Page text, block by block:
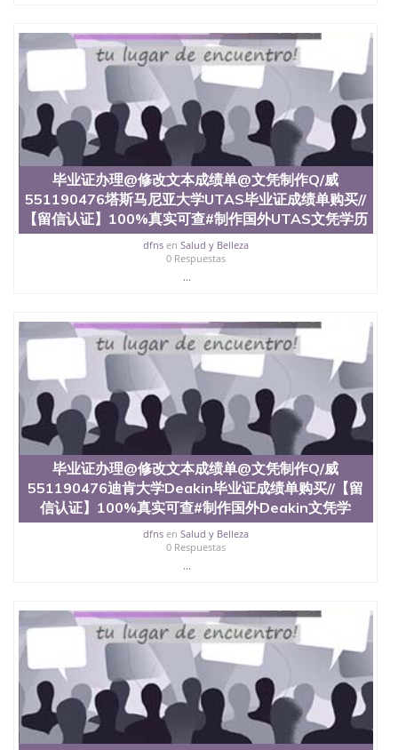
合性大学，每年有来自世界各地的成百上千的海外学
生前往求学。 至今，这是一所在世界上享有学术地
位、声誉、实习机会和影响力的高等教育机构，并获
誉为美国本科教育质量的核心代表。其计算机系与会
计系更是在当今美国大学教学排名中表现优异。其毕
业生大多可以在其所处地域的世界硅谷中心得到工作
机会。许多硅谷公司甚至在学生大三和大四的学期提
供许多相应科系的实习机会。无论是加州大学系统
(UC)，还是加州州立大学系统(CSU), 圣何塞州立大学
都占据着加州所有大学中的地理位置。 圣何塞州立大
学座落于硅谷(Silicon Valley), 于附近的旧金山-圣何塞
地区为全美的重要科技中心。约有学生三万人，超过
134种学士学科和65个硕士学科，并有来自世界60余
国的学生来此就读。其有名的科系如计算机科学，电
子工程学，工商管理学，艺术设计，和航空学等，深
二、办理流程： 1、收集客户办理信息； 2、客户付
定金下单； 3、公司确认到账转制作点做电子图；
4、电子图做好发给客户确认； 5、电子图确认好转成
品部做成品； 6、成品做好拍照或者视频确认再付余
款； 7、快递给客户（国内顺丰，国外DHL）。 三、
真实网上可查的证明材料 1、教育部学历学位认证，
留服真实存档可查，存档。 2、留学回国人员证明
（使馆认证），使馆网站真实存档可查。 3、留信网
真实可查认证办理，存档可查，终身受用。 四、办理
流程农业科学院、艺术与建筑学院、商学院、交流学
院、地球及物质科学院、教育学院、工程学院、健康
与人类发展学院、信息工程与科学学院、人文学院、
护理学院、科学学院等。学校的教育学院排名在全美
前十名，工学院排名在前十五名，且继续攀升中。纽
约大学为学生们提供本科、硕士及博士学位。学校的
学、美术、电子工程、天文学、农业、环境污染控
制、历史、电气工程、生物工程、建筑设计、工商管
理、材料科学、机械工程、航天工程、土木工程、数
学、化学、英语、社会科学、心理学、戏剧、市场营
销、机械工程、计算机科学、物理学、人工智能、商
科、金融专业 1、客户提供相关材料，确定客户办理
信息，给出操作方案； 2、补充毕业证成绩单等相关
材料； 3、留服注册申请账号，付定金； 4、预约递
毕业证办理@修改文本成绩单@文凭制作Q/威
551190476塔斯马尼亚大学UTAS毕业证成绩单购买//
【留信认证】100%真实可查#制作国外UTAS文凭学历
dfnsen Salud y Belleza
0 Respuestas
...
毕业证办理@修改文本成绩单@文凭制作Q/威
551190476迪肯大学Deakin毕业证成绩单购买//【留
信认证】100%真实可查#制作国外Deakin文凭学
dfnsen Salud y Belleza
0 Respuestas
...